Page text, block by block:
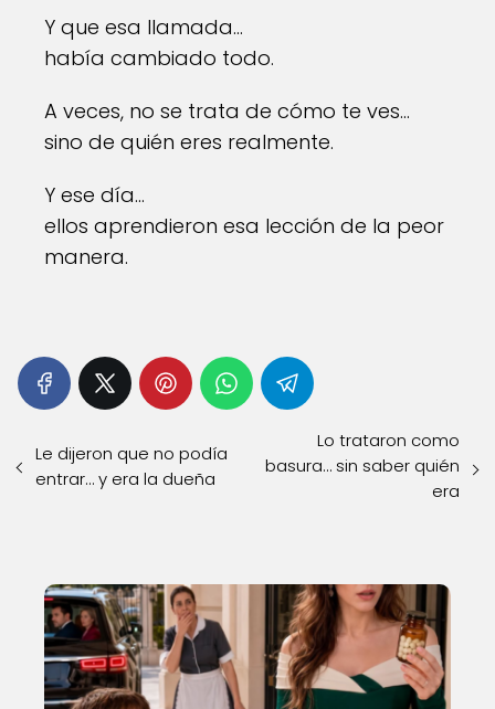
Y que esa llamada…
había cambiado todo.
A veces, no se trata de cómo te ves…
sino de quién eres realmente.
Y ese día…
ellos aprendieron esa lección de la peor
manera.
Le dijeron que no podía
entrar… y era la dueña
Lo trataron como
basura… sin saber quién
era